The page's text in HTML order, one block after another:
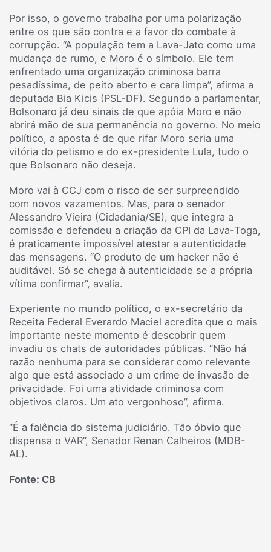
Por isso, o governo trabalha por uma polarização
entre os que são contra e a favor do combate à
corrupção. “A população tem a Lava-Jato como uma
mudança de rumo, e Moro é o símbolo. Ele tem
enfrentado uma organização criminosa barra
pesadíssima, de peito aberto e cara limpa”, afirma a
deputada Bia Kicis (PSL-DF). Segundo a parlamentar,
Bolsonaro já deu sinais de que apóia Moro e não
abrirá mão de sua permanência no governo. No meio
político, a aposta é de que rifar Moro seria uma
vitória do petismo e do ex-presidente Lula, tudo o
que Bolsonaro não deseja.
Moro vai à CCJ com o risco de ser surpreendido
com novos vazamentos. Mas, para o senador
Alessandro Vieira (Cidadania/SE), que integra a
comissão e defendeu a criação da CPI da Lava-Toga,
é praticamente impossível atestar a autenticidade
das mensagens. “O produto de um hacker não é
auditável. Só se chega à autenticidade se a própria
vítima confirmar”, avalia.
Experiente no mundo político, o ex-secretário da
Receita Federal Everardo Maciel acredita que o mais
importante neste momento é descobrir quem
invadiu os chats de autoridades públicas. “Não há
razão nenhuma para se considerar como relevante
algo que está associado a um crime de invasão de
privacidade. Foi uma atividade criminosa com
objetivos claros. Um ato vergonhoso”, afirma.
“É a falência do sistema judiciário. Tão óbvio que
dispensa o VAR”, Senador Renan Calheiros (MDB-
AL).
Fonte: CB